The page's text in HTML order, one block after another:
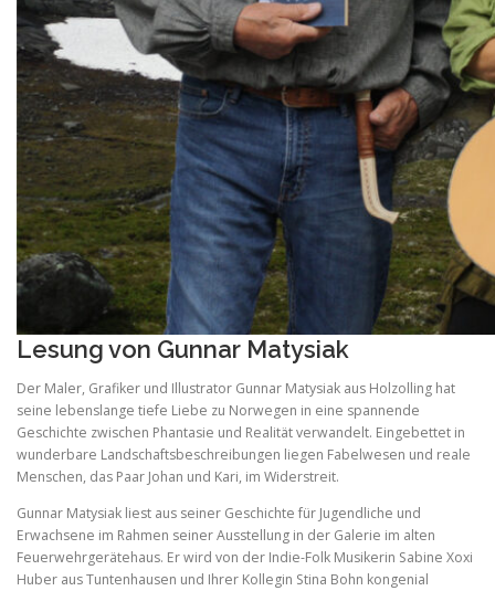
Lesung von Gunnar Matysiak
Der Maler, Grafiker und Illustrator Gunnar Matysiak aus Holzolling hat
seine lebenslange tiefe Liebe zu Norwegen in eine spannende
Geschichte zwischen Phantasie und Realität verwandelt. Eingebettet in
wunderbare Landschaftsbeschreibungen liegen Fabelwesen und reale
Menschen, das Paar Johan und Kari, im Widerstreit.
Gunnar Matysiak liest aus seiner Geschichte für Jugendliche und
Erwachsene im Rahmen seiner Ausstellung in der Galerie im alten
Feuerwehrgerätehaus. Er wird von der Indie-Folk Musikerin Sabine Xoxi
Huber aus Tuntenhausen und Ihrer Kollegin Stina Bohn kongenial